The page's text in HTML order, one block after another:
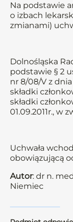
Na podstawie
o izbach
zmianami)
Dolnośląska
podstawie § 2
nr 8/08/V z
składki
składki
01.09.2011r., w
Uchwała
obowiązującą
Autor: dr n.
Niemiec